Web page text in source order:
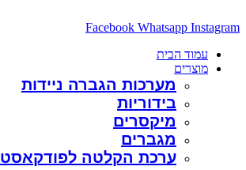
לתוכן
Facebook Whatsapp Instagram
עמוד הבית
מוצרים
מערכות הגברה ניידות
בידוריות
מיקסרים
מגברים
ערכת הקלטה לפודקאסט